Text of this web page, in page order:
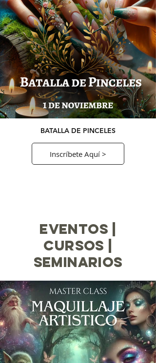
BATALLA DE PINCELES
Inscríbete Aquí >
EVENTOS |
CURSOS |
SEMINARIOS